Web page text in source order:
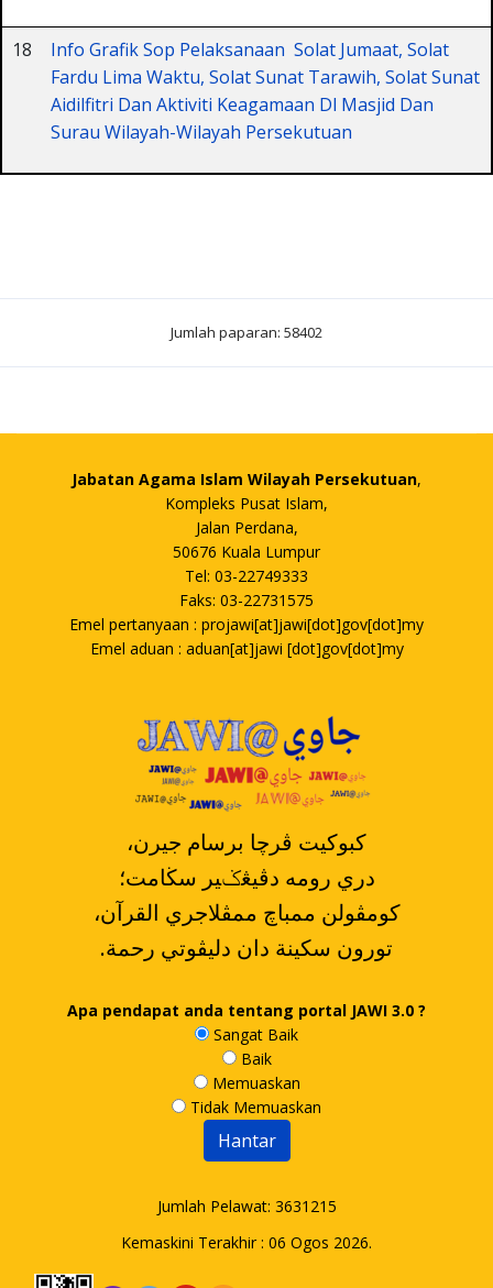
18
Info Grafik Sop Pelaksanaan Solat Jumaat, Solat
Fardu Lima Waktu, Solat Sunat Tarawih, Solat Sunat
Aidilfitri Dan Aktiviti Keagamaan Dl Masjid Dan
Surau Wilayah-Wilayah Persekutuan
Jumlah paparan: 58402
Jabatan Agama Islam Wilayah Persekutuan,
Kompleks Pusat Islam,
Jalan Perdana,
50676 Kuala Lumpur
Tel: 03-22749333
Faks: 03-22731575
Emel pertanyaan : projawi[at]jawi[dot]gov[dot]my
Emel aduan : aduan[at]jawi [dot]gov[dot]my
،کبوکيت ڤرچا برسام جيرن
دري رومه دڤيڠݢير سڬامت؛
،کومڤولن ممباچ ممڤلاجري القرآن
.تورون سکينة دان دليڤوتي رحمة
Apa pendapat anda tentang portal JAWI 3.0 ?
Sangat Baik
Baik
Memuaskan
Tidak Memuaskan
Jumlah Pelawat: 3631215
Kemaskini Terakhir : 06 Ogos 2026.